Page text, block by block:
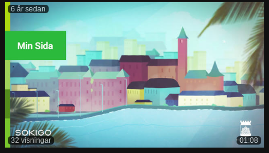
01:08
32 visningar
6 år sedan